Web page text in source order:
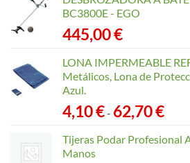
BC3800E - EGO
445,00€
LONA IMPERMEABLE
Metálicos, Lona de
Azul.
4,10€- 62,70€Rango
Tijeras Podar Profesional
Manos